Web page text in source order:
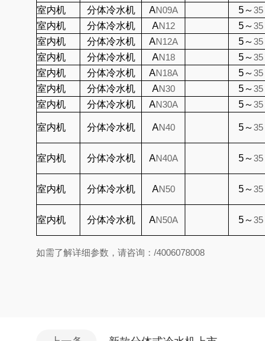
室内机
分体冷水机 AN09A 5～35
室内机
分体冷水机 AN12 5～35
室内机
分体冷水机 AN12A 5～35
室内机
分体冷水机 AN18 5～35
室内机
分体冷水机 AN18A 5～35
室内机
分体冷水机 AN30 5～35
室内机
分体冷水机 AN30A 5～35
室内机 分体冷水机 AN40 5～35
室内机 分体冷水机 AN40A 5～35
室内机 分体冷水机 AN50 5～35
室内机 分体冷水机 AN50A 5～35
如需了解详细参数，请咨询：/4006078008